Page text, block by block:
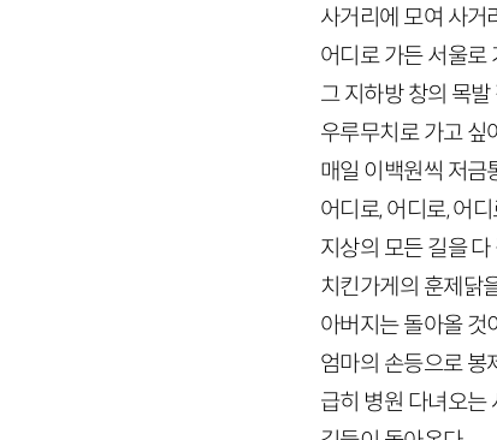
사거리에 모여 사거
어디로 가든 서울로
그 지하방 창의 목
우루무치로 가고 싶
매일 이백원씩 저금
어디로, 어디로, 어
지상의 모든 길을
치킨가게의 훈제닭
아버지는 돌아올 것
엄마의 손등으로 봉
급히 병원 다녀오는